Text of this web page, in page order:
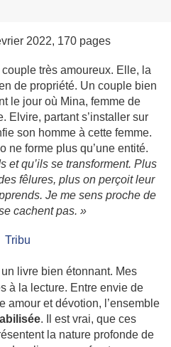
2022, 170 pages
très amoureux. Elle, la
de propriété. Un couple bien
le jour où Mina, femme de
Elvire, partant s’installer sur
son homme à cette femme.
ne forme plus qu’une entité.
et qu’ils se transforment. Plus
fêlures, plus on perçoit leur
Je me sens proche de
cachent pas. »
livre bien étonnant. Mes
à la lecture. Entre envie de
amour et dévotion, l’ensemble
. Il est vrai, que ces
la nature profonde de